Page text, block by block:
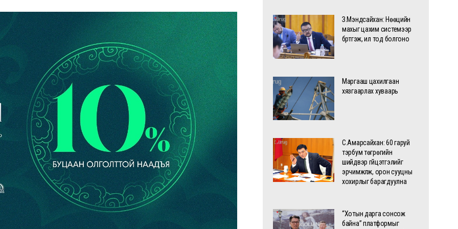
З.Мэндсайхан: Нөөцийн
махыг цахим системээр
бүртгэж, ил тод болгоно
Маргааш цахилгаан
хязгаарлах хуваарь
С.Амарсайхан: 60 гаруй
тэрбум төгрөгийн
шийдвэр гүйцэтгэлийг
эрчимжүүлж, орон сууцны
хохирлыг барагдуулна
“Хотын дарга сонсож
байна” платформыг